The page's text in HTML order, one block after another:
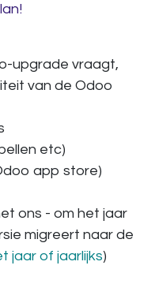
upgrade vraagt,
van de Odoo
etc)
app store)
ons - om het jaar
migreert naar de
jaar of jaarlijks)